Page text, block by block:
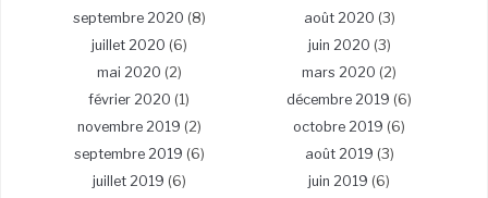
septembre 2020 (8) août 2020 (3)
juillet 2020 (6) juin 2020 (3)
mai 2020 (2) mars 2020 (2)
février 2020 (1) décembre 2019 (6)
novembre 2019 (2) octobre 2019 (6)
septembre 2019 (6) août 2019 (3)
juillet 2019 (6) juin 2019 (6)